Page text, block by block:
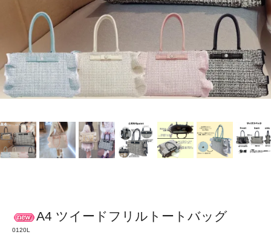
A4 ツイードフリルトートバッグ
0120L